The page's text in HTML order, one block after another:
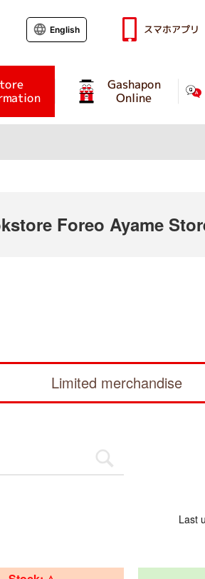
Gashapon
Online
English スマホアプリ
Foreo Ayame
Limited merchandise
Last